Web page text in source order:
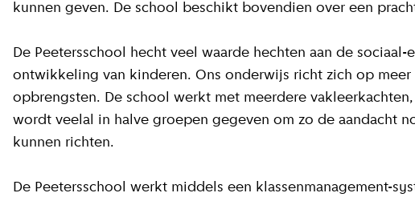
kunnen geven. De school beschikt bovendien over een
De Peetersschool hecht veel waarde hechten aan de
ontwikkeling van kinderen. Ons onderwijs richt zich op
opbrengsten. De school werkt met meerdere
wordt veelal in halve groepen gegeven om zo de aandacht
kunnen richten.
De Peetersschool werkt middels een klassenmanagement-